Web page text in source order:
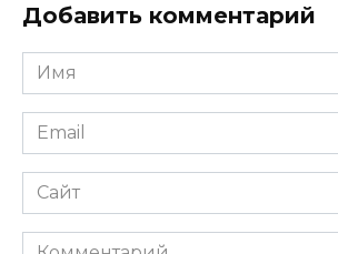
Добавить комментарий
Имя
*
Email
*
Сайт
Комментарий